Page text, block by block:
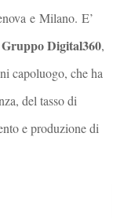
e Milano. E’
Gruppo Digital360,
capoluogo, che ha
del tasso di
e produzione di